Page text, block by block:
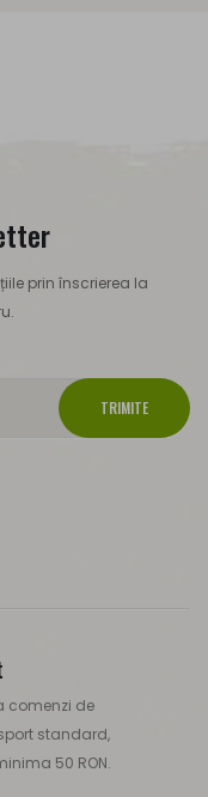
prin înscrierea la
TRIMITE
comenzi de
standard,
50 RON.